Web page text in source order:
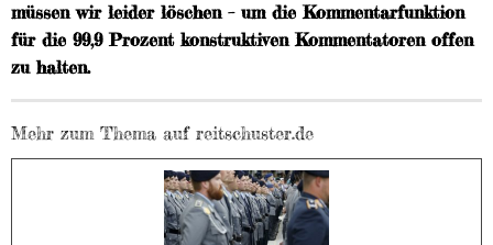
müssen wir leider löschen – um die Kommentarfunktion
für die 99,9 Prozent konstruktiven Kommentatoren offen
zu halten.
Mehr zum Thema auf reitschuster.de